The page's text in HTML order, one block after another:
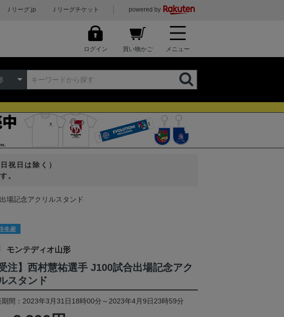
Ｊリーグ.jp Ｊリーグチケット powered by
ログイン 買い物かご メニュー
祝日は除く）
。
場記念アクリルスタンド
生産
モンテディオ山形
受注】西村慧祐選手 J100試合出場記念アク
スタンド
期間：2023年3月31日18時00分～2023年4月9日23時59分